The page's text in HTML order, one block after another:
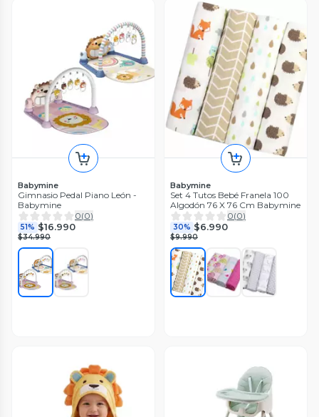
Babymine
Gimnasio Pedal Piano León -
Babymine
0(0)
51% $16.990
$34.990
Babymine
Set 4 Tutos Bebé Franela 100
Algodón 76 X 76 Cm Babymine
0(0)
30% $6.990
$9.990